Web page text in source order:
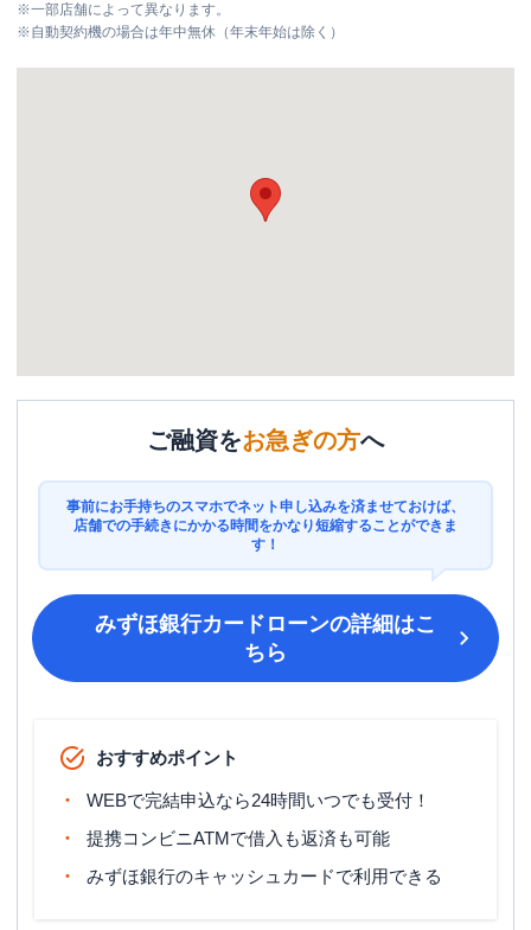
※一部店舗によって異なります。
※自動契約機の場合は年中無休（年末年始は除く）
ご融資をお急ぎの方へ
事前にお手持ちのスマホでネット申し込みを済ませておけば、
店舗での手続きにかかる時間をかなり短縮することができま
す！
みずほ銀行カードローンの詳細はこ
ちら
おすすめポイント
WEBで完結申込なら24時間いつでも受付！
提携コンビニATMで借入も返済も可能
みずほ銀行のキャッシュカードで利用できる